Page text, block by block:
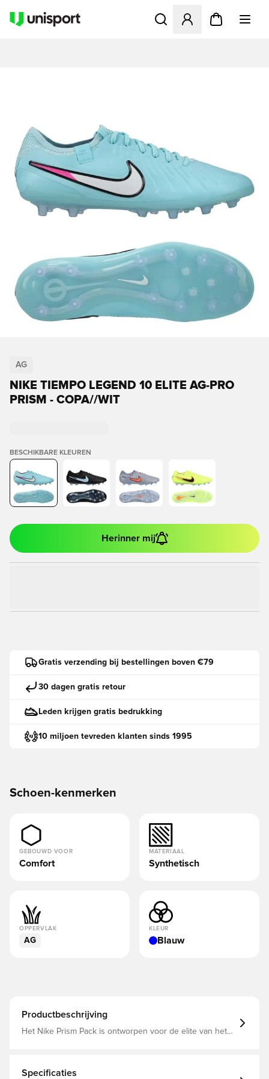
Opent een venster om in
AG
NIKE TIEMPO LEGEND 10 ELITE AG-PRO
PRISM - COPA//WIT
BESCHIKBARE KLEUREN
Herinner mij
Gratis verzending bij bestellingen boven €79
30 dagen gratis retour
Leden krijgen gratis bedrukking
10 miljoen tevreden klanten sinds 1995
Schoen-kenmerken
GEBOUWD VOOR
Comfort
MATERIAAL
Synthetisch
OPPERVLAK
AG
KLEUR
Blauw
Productbeschrijving
Het Nike Prism Pack is ontworpen voor de elite van het
zich te ontwikkelen, en Tiempo 10 introduceert een
Specificaties